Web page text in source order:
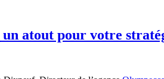
atout pour votre